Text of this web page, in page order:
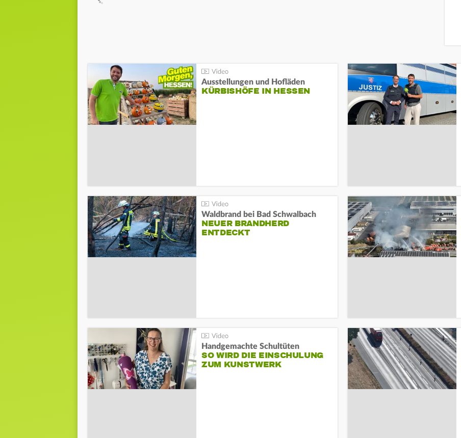
Ausstellungen und Hofläden
KÜRBISHÖFE IN HESSEN
Waldbrand bei Bad Schwalbach
NEUER BRANDHERD
ENTDECKT
Handgemachte Schultüten
SO WIRD DIE EINSCHULUNG
ZUM KUNSTWERK